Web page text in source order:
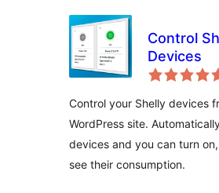
Control
Devices
Control your Shelly devices
WordPress site.
devices and you can turn
see their consumption.